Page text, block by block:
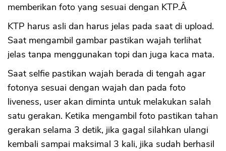
memberikan foto yang sesuai dengan KTP.Â
KTP harus asli dan harus jelas pada saat di upload.
Saat mengambil gambar pastikan wajah terlihat
jelas tanpa menggunakan topi dan juga kaca mata.
Saat selfie pastikan wajah berada di tengah agar
fotonya sesuai dengan wajah dan pada foto
liveness, user akan diminta untuk melakukan salah
satu gerakan. Ketika mengambil foto pastikan tahan
gerakan selama 3 detik, jika gagal silahkan ulangi
kembali sampai maksimal 3 kali, jika sudah berhasil